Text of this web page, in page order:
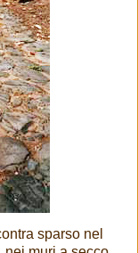
sparso nel